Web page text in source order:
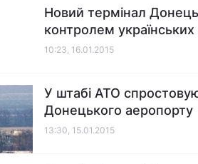
Новий термінал
контролем
10:23, 16.01.2015
У штабі АТО
Донецького аеропорту
13:30, 15.01.2015